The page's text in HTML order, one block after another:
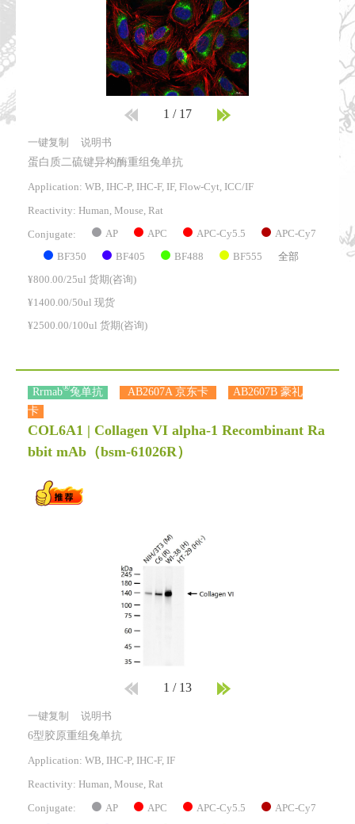
1 / 17
一键复制 说明书
蛋白质二硫键异构酶重组兔单抗
Application: WB, IHC-P, IHC-F, IF, Flow-Cyt, ICC/IF
Reactivity: Human, Mouse, Rat
Conjugate: AP APC APC-Cy5.5 APC-Cy7
BF350 BF405 BF488 BF555 全部
¥800.00/25ul 货期(咨询)
¥1400.00/50ul 现货
¥2500.00/100ul 货期(咨询)
Rrmab®兔单抗 AB2607A 京东卡
AB2607B 豪礼
卡
COL6A1 | Collagen VI alpha-1 Recombinant Ra
bbit mAb （bsm-61026R）
1 / 13
一键复制 说明书
6型胶原重组兔单抗
Application: WB, IHC-P, IHC-F, IF
Reactivity: Human, Mouse, Rat
Conjugate: AP APC APC-Cy5.5 APC-Cy7